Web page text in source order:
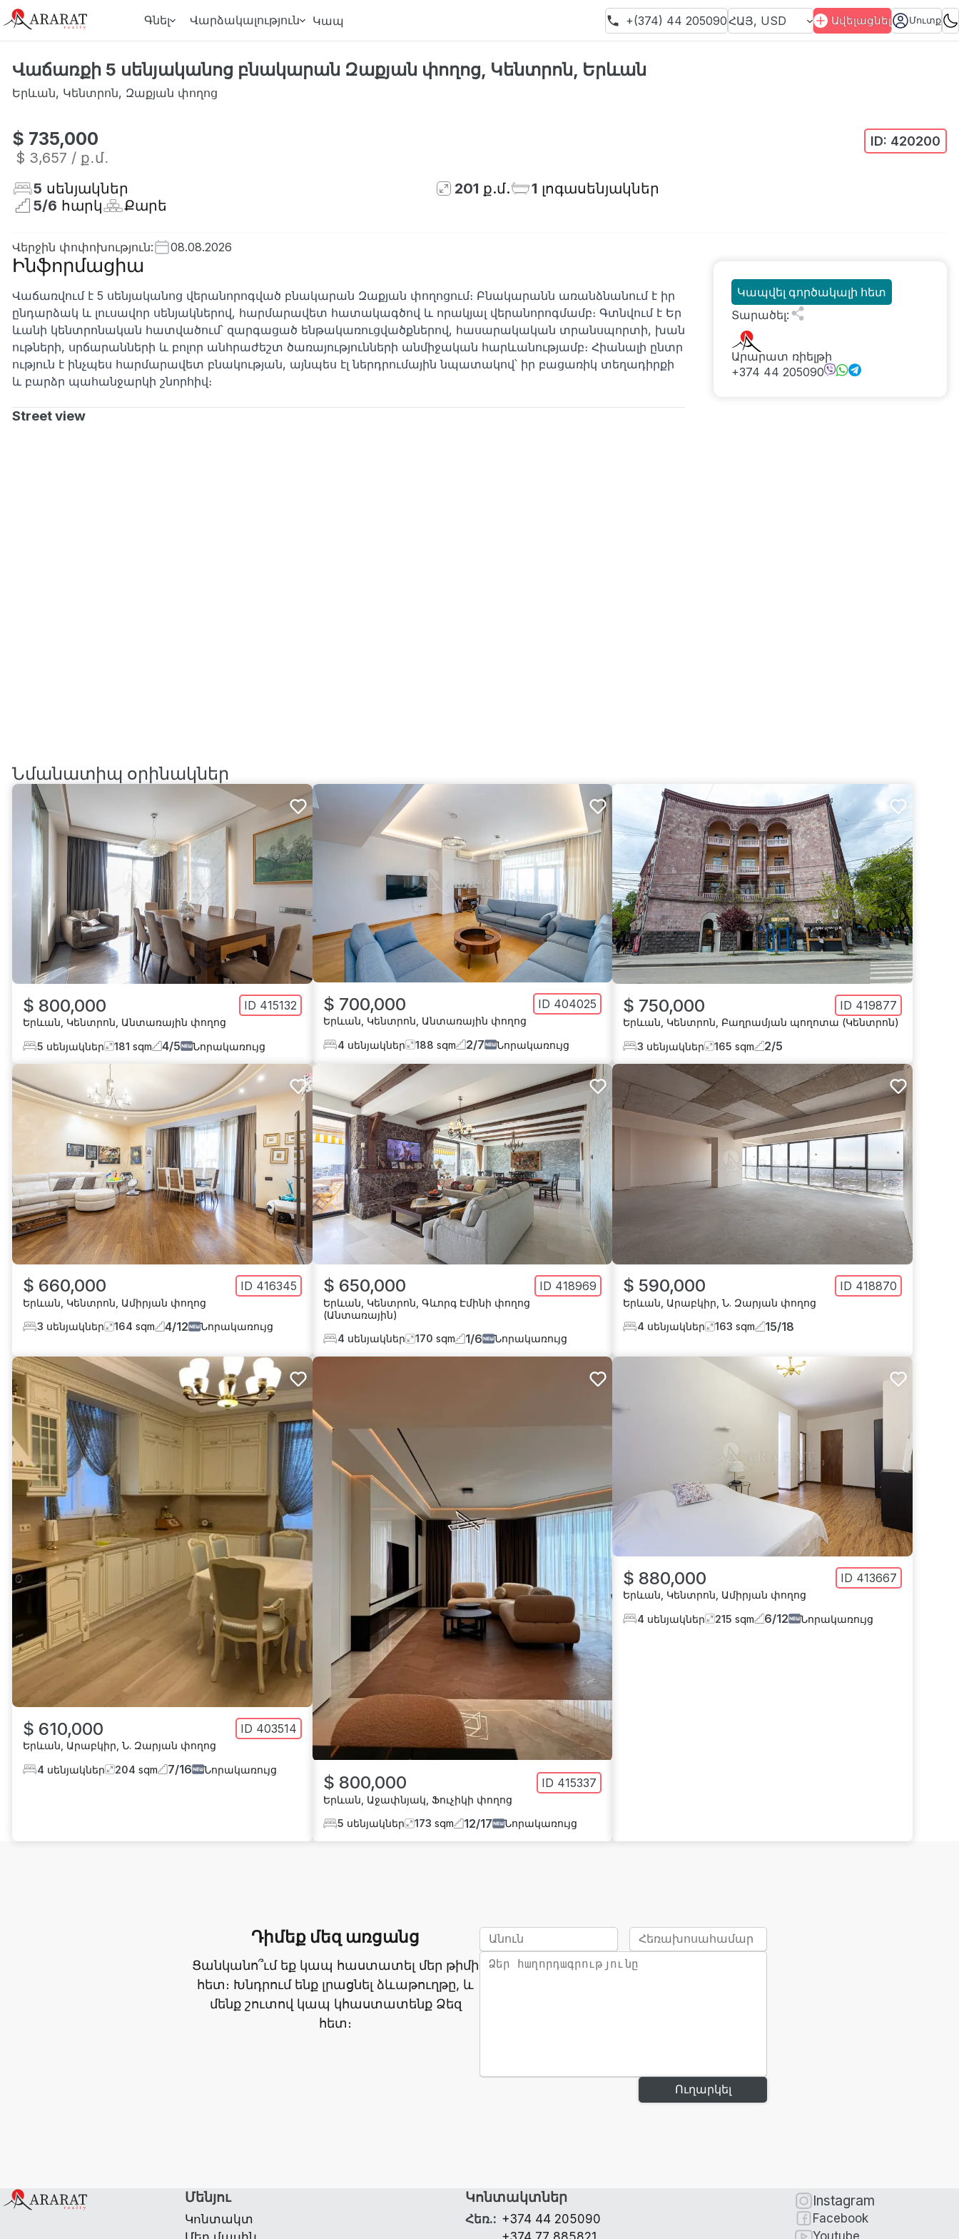
Գնել Վարձակալություն Կապ +(374) 44 205090ՀԱՅ, USD Ավելացնել Մուտք
Վաճառքի 5 սենյականոց բնակարան Զաքյան փողոց, Կենտրոն, Երևան
Երևան, Կենտրոն, Զաքյան փողոց
$ 735,000
$ 3,657 / ք․մ․
ID: 420200
5 սենյակներ 201 ք.մ. 1 լոգասենյակներ
5/6 հարկ Քարե
Վերջին փոփոխություն: 08.08.2026
Ինֆորմացիա
Վաճառվում է 5 սենյականոց վերանորոգված բնակարան Զաքյան փողոցում։ Բնակարանն առանձնանում է իր
ընդարձակ և լուսավոր սենյակներով, հարմարավետ հատակագծով և որակյալ վերանորոգմամբ։ Գտնվում է Եր
ևանի կենտրոնական հատվածում՝ զարգացած ենթակառուցվածքներով, հասարակական տրանսպորտի, խան
ութների, սրճարանների և բոլոր անհրաժեշտ ծառայությունների անմիջական հարևանությամբ։ Հիանալի ընտր
ություն է ինչպես հարմարավետ բնակության, այնպես էլ ներդրումային նպատակով՝ իր բացառիկ տեղադիրքի
և բարձր պահանջարկի շնորհիվ։
Street view
Կապվել գործակալի հետ
Տարածել:
Արարատ ռիելթի
+374 44 205090
Նմանատիպ օրինակներ
$ 800,000 ID 415132
Երևան, Կենտրոն, Անտառային փողոց
5 սենյակներ 181 sqm 4/5 Նորակառույց
$ 700,000 ID 404025
Երևան Կենտրոն Անտառային փողոց
4 սենյակներ 188 sqm 2/7 Նորակառույց
$ 750,000 ID 419877
Երևան, Կենտրոն, Բաղրամյան պողոտա (Կենտրոն)
3 սենյակներ 165 sqm 2/5
$ 660,000 ID 416345
Երևան Կենտրոն Ամիրյան փողոց
3 սենյակներ 164 sqm 4/12 Նորակառույց
$ 650,000 ID 418969
Երևան Կենտրոն Գևորգ Էմինի փողոց
(Անտառային)
4 սենյակներ 170 sqm 1/6 Նորակառույց
$ 590,000 ID 418870
Երևան Արաբկիր Ն. Զարյան փողոց
4 սենյակներ 163 sqm 15/18
$ 610,000 ID 403514
Երևան, Արաբկիր, Ն. Զարյան փողոց
4 սենյակներ 204 sqm 7/16 Նորակառույց
$ 800,000 ID 415337
Երևան Աջափնյակ Ֆուչիկի փողոց
5 սենյակներ 173 sqm 12/17 Նորակառույց
$ 880,000 ID 413667
Երևան Կենտրոն Ամիրյան փողոց
4 սենյակներ 215 sqm 6/12 Նորակառույց
Դիմեք մեզ առցանց
Ցանկանո՞ւմ եք կապ հաստատել մեր թիմի
հետ։ Խնդրում ենք լրացնել ձևաթուղթը, և
մենք շուտով կապ կհաստատենք Ձեզ
հետ։
Ուղարկել
Մենյու
Կոնտակտ
Կոնտակտներ
Հեռ.: +374 44 205090
Instagram
Facebook
Youtube